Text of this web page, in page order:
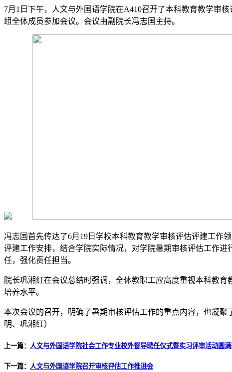
7月1日下午，人文与外国语学院在A410召开了本科教育教学审
组全体成员参加会议。会议由副院长冯志国主持。
冯志国首先传达了6月19日学校本科教育教学审核评估评建工作
评建工作安排，结合学院实际情况，对学院暑期审核评估工作
任，强化责任担当。
院长巩湘红在会议总结时强调，全体教职工应高度重视本科教
培养水平。
本次会议的召开，明确了暑期审核评估工作的重点内容，也凝
明、巩湘红）
上一篇： 人文与外国语学院社会工作专业校外督导聘任仪式暨实习评审活动圆
下一篇： 人文与外国语学院召开审核评估工作推进会